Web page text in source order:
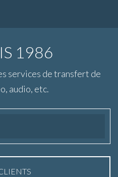
1986
services de transfert de
audio, etc.